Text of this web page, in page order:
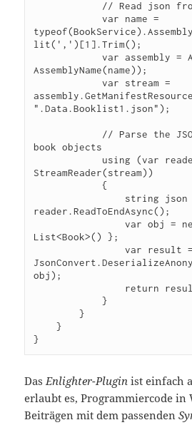
            var name =
lit(',')[1].Trim();
            var assembly = Assembly.Load(new
AssemblyName(name));
            var stream =
".Data.Booklist1.json");
book objects
StreamReader(stream))
            {
reader.ReadToEndAsync();
                var obj = new { Books = new
List<Book>() };
                var result =
obj);
            }
        }
    }
}
Das Enlighter-Plugin ist einfach
erlaubt es, Programmiercode in
Beiträgen mit dem passenden